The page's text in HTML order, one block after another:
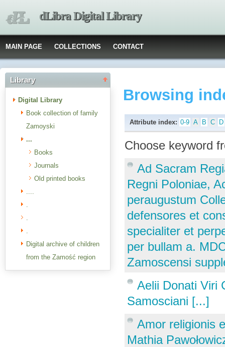
dLibra Digital Library
MAIN PAGE COLLECTIONS CONTACT
Library
Digital Library
Book collection of family
Zamoyski
...
Books
Journals
Old printed books
....
.
.
.
Digital archive of children
from the Zamość region
Browsing
Attribute index: 0-9 A B C D
Choose keyword
Ad Sacram
Regni Poloniae,
peraugustum
defensores et
specialiter et
per bullam a.
Zamoscensi
Aelii Donati Viri
Samosciani [...]
Amor religionis
Mathia